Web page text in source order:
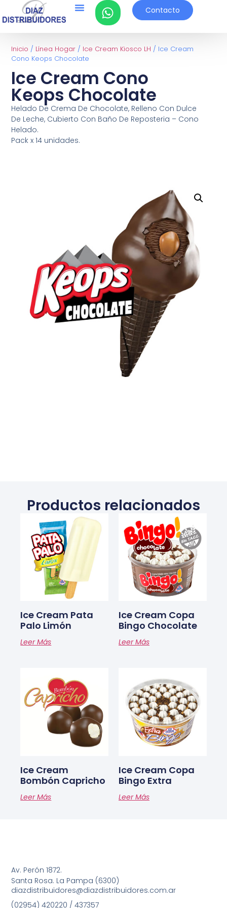
Contacto
Inicio / Línea Hogar / Ice Cream Kiosco LH / Ice Cream
Cono Keops Chocolate
Ice Cream Cono
Keops Chocolate
Helado De Crema De Chocolate, Relleno Con Dulce
De Leche, Cubierto Con Baño De Reposteria – Cono
Helado.
Pack x 14 unidades.
Productos relacionados
Ice Cream Pata
Palo Limón
Leer Más
Ice Cream Copa
Bingo Chocolate
Leer Más
Ice Cream
Bombón Capricho
Leer Más
Ice Cream Copa
Bingo Extra
Leer Más
Av. Perón 1872.
Santa Rosa. La Pampa (6300)
diazdistribuidores@diazdistribuidores.com.ar
(02954) 420220 / 437357